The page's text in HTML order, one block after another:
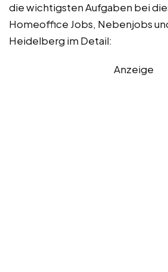
die wichtigsten Aufgaben bei
Homeoffice Jobs, Nebenjobs
Heidelberg im Detail:
Anzeige